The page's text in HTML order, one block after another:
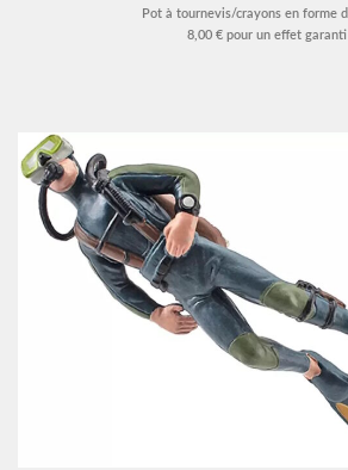
Pot à tournevis/crayons en forme
8,00 € pour un effet garanti